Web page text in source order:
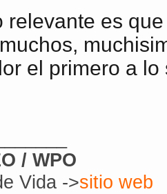
relevante es
muchos,
el primero a
/ WPO
Vida ->sitio web